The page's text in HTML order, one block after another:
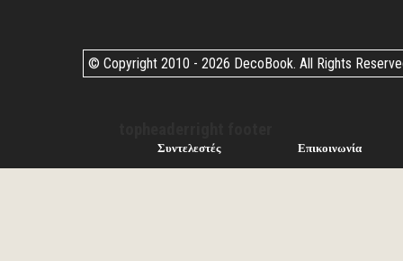
© Copyright 2010 - 2026 DecoBook. All Rights
Συντελεστές Επικοινωνία